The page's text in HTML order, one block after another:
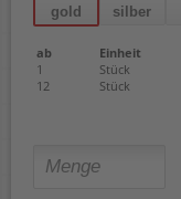
gold silber
ab Einheit
1
Stück
12
Stück